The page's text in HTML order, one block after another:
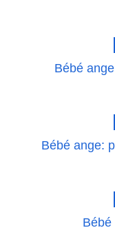
Bébé
Bébé ange:
Bébé